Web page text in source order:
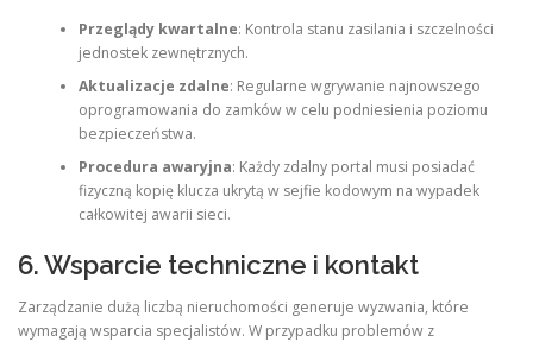
Przeglądy kwartalne: Kontrola stanu zasilania i szczelności
jednostek zewnętrznych.
Aktualizacje zdalne: Regularne wgrywanie najnowszego
oprogramowania do zamków w celu podniesienia poziomu
bezpieczeństwa.
Procedura awaryjna: Każdy zdalny portal musi posiadać
fizyczną kopię klucza ukrytą w sejfie kodowym na wypadek
całkowitej awarii sieci.
6. Wsparcie techniczne i kontakt
Zarządzanie dużą liczbą nieruchomości generuje wyzwania, które
wymagają wsparcia specjalistów. W przypadku problemów z